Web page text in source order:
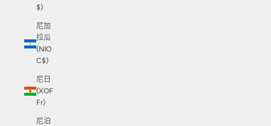
$)
尼加
拉瓜
(NIO
C$)
尼日
(XOF
Fr)
尼泊